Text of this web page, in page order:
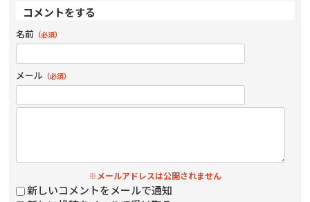
コメントをする
名前 （必須）
メール （必須）
※メールアドレスは公開されません
新しいコメントをメールで通知